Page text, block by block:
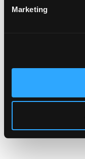
Marketing